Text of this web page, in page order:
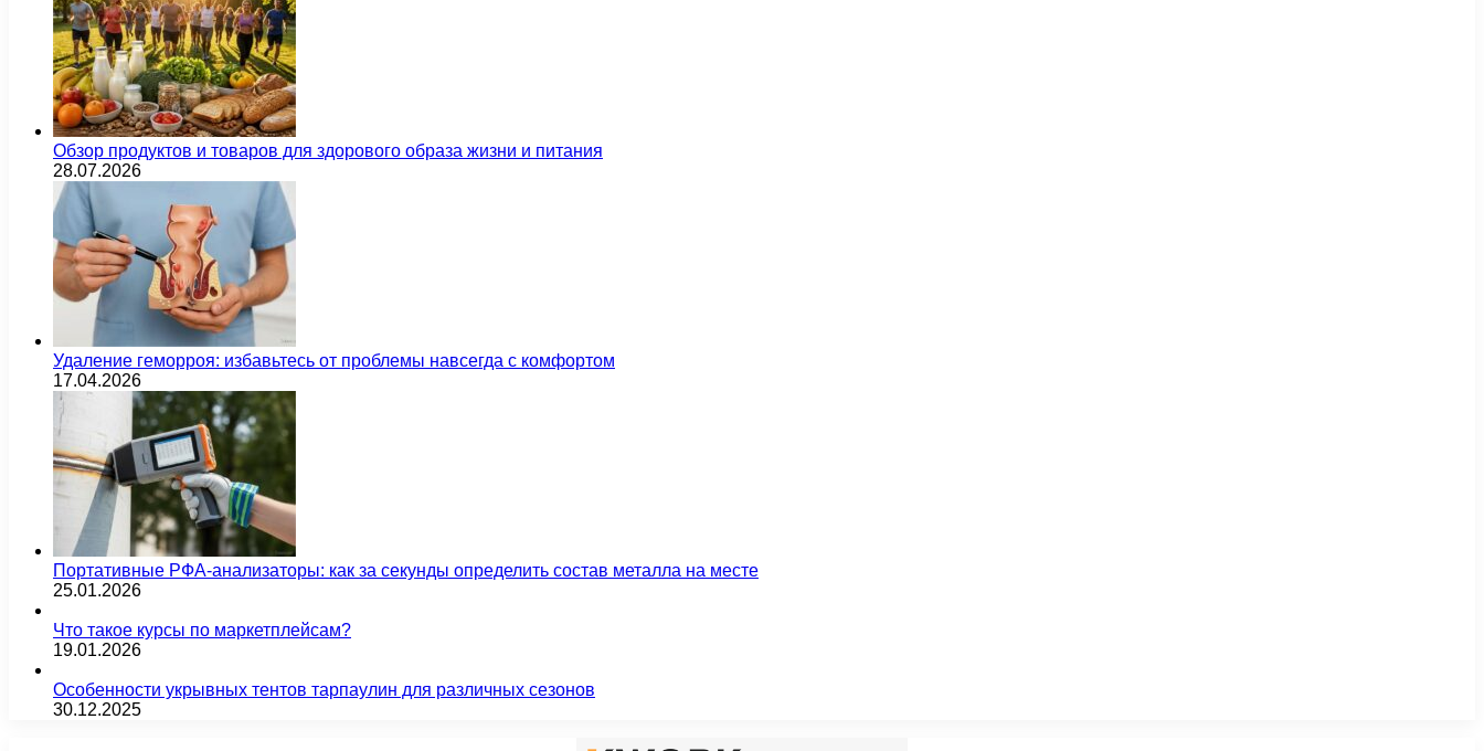
Обзор продуктов и товаров для здорового образа жизни и питания
28.07.2026
Удаление геморроя: избавьтесь от проблемы навсегда с комфортом
17.04.2026
Портативные РФА-анализаторы: как за секунды определить состав металла на месте
25.01.2026
Что такое курсы по маркетплейсам?
19.01.2026
Особенности укрывных тентов тарпаулин для различных сезонов
30.12.2025